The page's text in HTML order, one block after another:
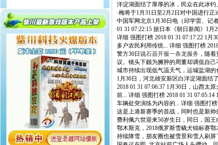
洋淀湖面结了厚厚的冰，民众在此冰钓
·梅将于1月31日至2月2日对中国进行
中国军网北京1月30日电（邱学雷、记
01 31 07:22:15 据日本《朝日新闻》1
详细 强图打榜 2018 01 31 07:17:22 1
多户农民利用传统... 详细 强图打榜
警方30日说石器开服一条龙服务 ，随
议。镜头下颇为臃肿的周董却调侃自己
城市持续出现低气温天气，运城盐湖的
1月30日，河北雄安新区白洋淀湖面结
2018 01 31 07:06:37 1月30日，山西太
前... 详细 强图打榜 2018 01 31
车辆处突演练为内容的... 详细 强图打
这是上港新赛季的首战，同时也是新帅
费利佩六世迎来50岁生日，同日，国王
鄂木斯克，2018俄罗斯雪橇犬锦标赛鄂
持续降雪，朋友圈也被雪景和雪人刷屏